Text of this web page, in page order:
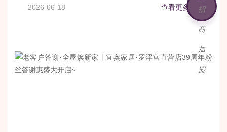
2026-06-18 查看更多
加盟咨询